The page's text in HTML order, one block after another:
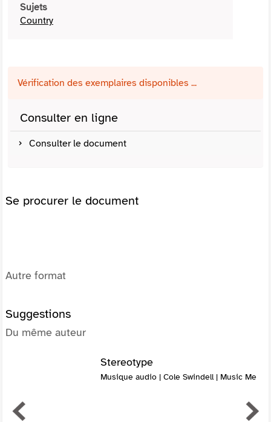
Sujets
Country
Vérification des exemplaires disponibles ...
Consulter en ligne
Consulter le document
Se procurer le document
Autre format
Suggestions
Du même auteur
Stereotype
Musique audio | Cole Swindell | Music Me